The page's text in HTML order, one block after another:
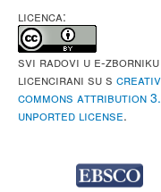
LICENCA:
Svi radovi u e-Zborniku
licencirani su s
Commons Attribution
Unported License.